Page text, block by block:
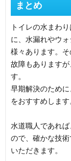
まとめ
トイレの水まわ
に、水漏れやウ
様々あります。
故障もあります
す。
早期解決のため
をおすすめします
水道職人であれ
ので、確かな技
いただきます。